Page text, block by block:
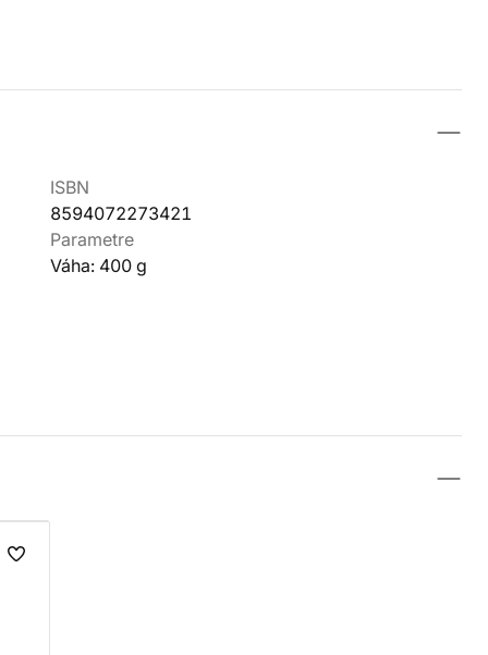
ISBN
8594072273421
Parametre
Váha: 400 g
-